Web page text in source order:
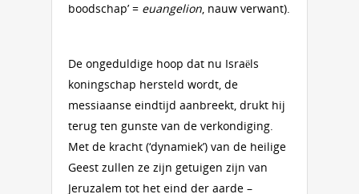
boodschap’ = euangelion, nauw verwant).
De ongeduldige hoop dat nu Israëls
koningschap hersteld wordt, de
messiaanse eindtijd aanbreekt, drukt hij
terug ten gunste van de verkondiging.
Met de kracht (‘dynamiek’) van de heilige
Geest zullen ze zijn getuigen zijn van
Jeruzalem tot het eind der aarde –